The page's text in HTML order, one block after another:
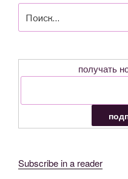
получать
Subscribe in a reader